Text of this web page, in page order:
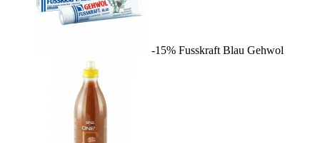
-15% Fusskraft Blau Gehwol